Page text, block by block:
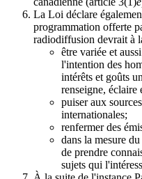
La Loi déclare
programmation offerte
radiodiffusion devrait à
être variée et
l'intention des
intérêts et goûts
renseigne, éclaire
puiser aux
internationales;
renfermer des
dans la mesure
de prendre
sujets qui